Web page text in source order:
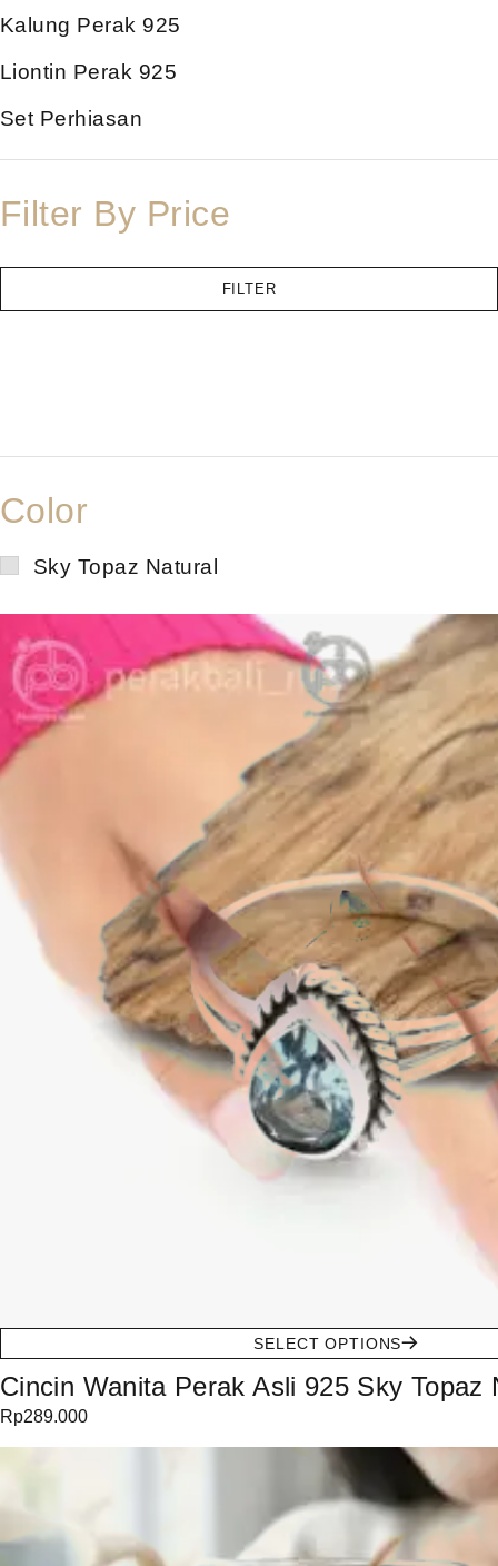
Kalung Perak 925
Liontin Perak 925
Set Perhiasan
Filter By Price
FILTER
Color
Sky Topaz Natural
SELECT OPTIONS
Cincin Wanita Perak Asli 925 Sky Topaz
Rp289.000